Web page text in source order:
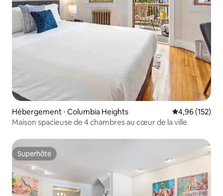
Hébergement ⋅ Columbia Heights Évaluation
4,96 (152)
Maison spacieuse de 4 chambres au cœur de la ville
Superhôte
Superhôte